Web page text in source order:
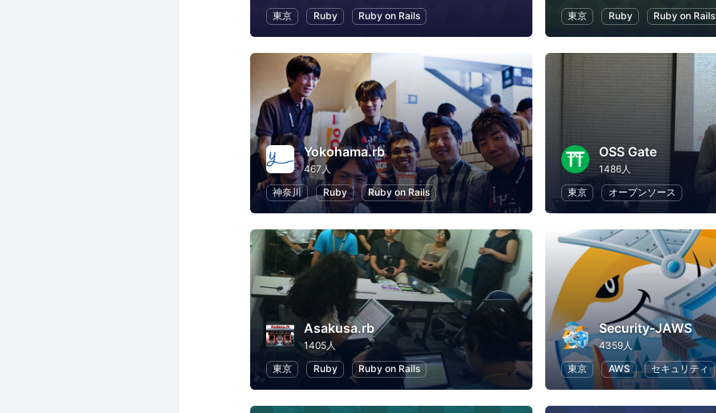
東京
Ruby Ruby on Rails
東京
Ruby Ruby on Rails
Yokohama.rb
467人
神奈川
Ruby Ruby on Rails
OSS Gate
1486人
東京
オープンソース
Asakusa.rb
1405人
東京
Ruby Ruby on Rails
Security-JAWS
4359人
東京
AWS セキュリティ